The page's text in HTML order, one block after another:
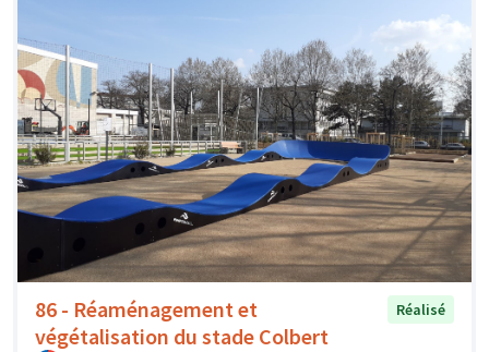
86 - Réaménagement et
végétalisation du stade Colbert
Réalisé